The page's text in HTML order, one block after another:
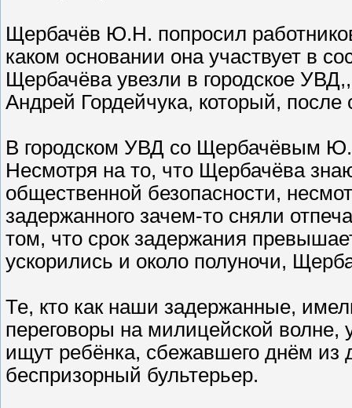
Щербачёв Ю.Н. попросил
каком основании она участвует в
Щербачёва увезли в городское УВД,,
Андрей Гордейчука, который,
В городском УВД со Щербачёвым
Несмотря на то, что Щербачёва
общественной безопасности,
задержанного зачем-то сняли
том, что срок задержания
ускорились и около полуночи,
Те, кто как наши задержанные,
переговоры на милицейской волне,
ищут ребёнка, сбежавшего днём из
беспризорный бультерьер.